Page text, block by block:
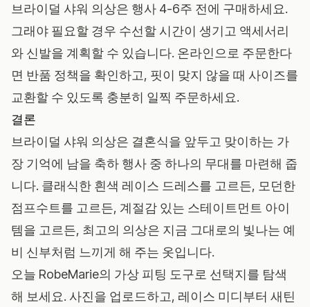
브라이덜 샤워 의상은 행사 4-6주 전에 구매하세요.
그래야 필요할 경우 수선할 시간이 생기고 액세서리
와 신발을 계획할 수 있습니다. 온라인으로 주문한다
면 반품 정책을 확인하고, 핏이 맞지 않을 때 사이즈를
교환할 수 있도록 충분히 일찍 주문하세요.
결론
브라이덜 샤워 의상은 결혼식을 앞두고 맞이하는 가
장 기억에 남을 축하 행사 중 하나의 무대를 마련해 줍
니다. 클래식한 흰색 레이스 드레스를 고르든, 모던한
점프수트를 고르든, 계절감 있는 스테이트먼트 아이
템을 고르든, 최고의 의상은 지금 그대로의 빛나는 예
비 신부처럼 느끼게 해 주는 옷입니다.
오늘 RobeMarie의 가상 피팅 도구로 선택지를 탐색
해 보세요. 사진을 업로드하고, 레이스 미디부터 새틴